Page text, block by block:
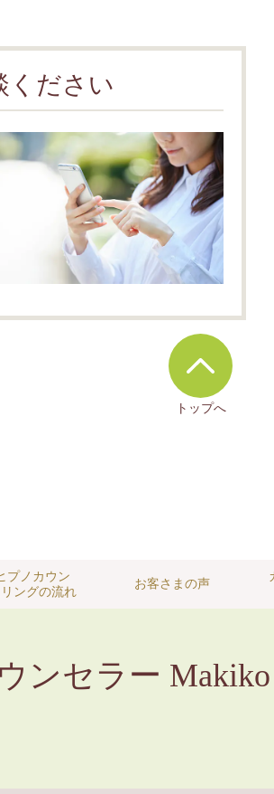
ください
トップへ
プノカウン
ングの流れ
お客さまの声
ンセラー Makiko